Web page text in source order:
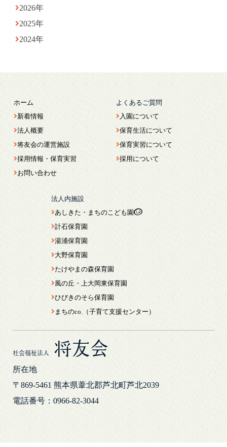
2026年
2025年
2024年
社会福祉法人 将友会
所在地
〒869-5461 熊本県葦北郡芦北町芦北2039
電話番号：0966-82-3044
ホーム
新着情報
法人概要
将友会の運営施設
採用情報・保育実習
お問い合わせ
よくあるご質問
入園について
保育生活について
保育実習について
採用について
法人内施設
あしきた・まちのこども園
計石保育園
湯浦保育園
大野保育園
たけやまの森保育園
風の丘・上大岡東保育園
ひびきのそら保育園
まちのco.（子育て支援センター）